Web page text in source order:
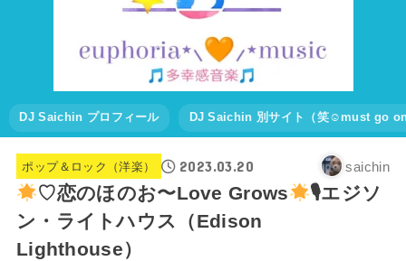
DJ Saichin プロフィール DJ Saichin 別サイト（笑☺must go
ポップ＆ロック（洋楽） 2023.03.20 saichin
♡恋のほのお〜Love Grows
🎙エジソ
ン・ライトハウス（Edison
Lighthouse）